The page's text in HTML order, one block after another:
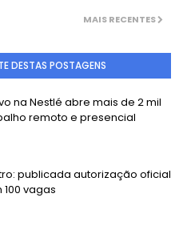
MAIS RECENTES
DESTAS POSTAGENS
na Nestlé abre mais de 2 mil
remoto e presencial
publicada autorização oficial
vagas